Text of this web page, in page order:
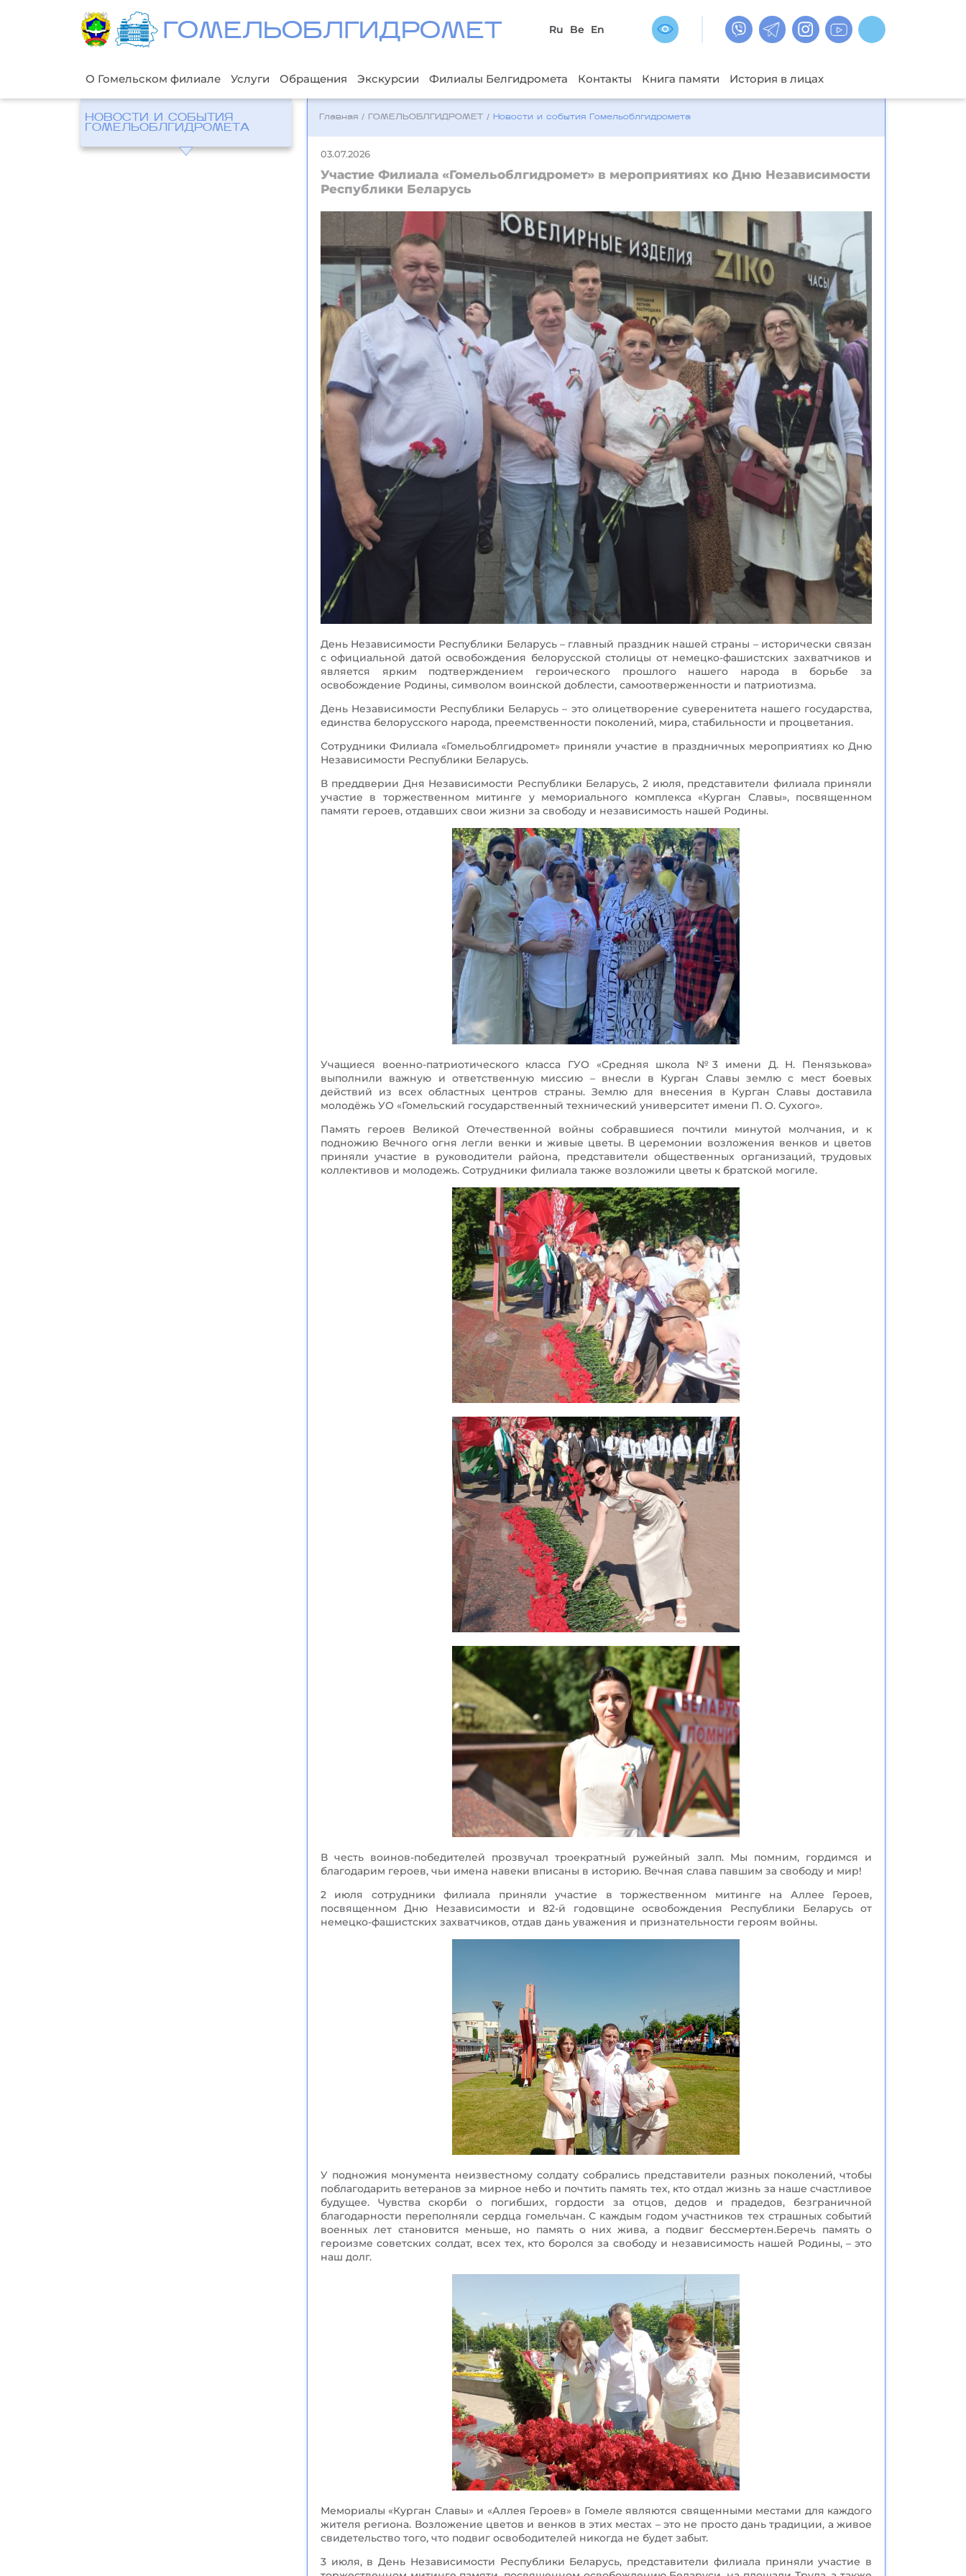
ГОМЕЛЬОБЛГИДРОМЕТ Ru Be En
О Гомельском филиале Услуги Обращения Экскурсии Филиалы Белгидромета Контакты Книга памяти История в лицах
НОВОСТИ И СОБЫТИЯ
ГОМЕЛЬОБЛГИДРОМЕТА
Главная / ГОМЕЛЬОБЛГИДРОМЕТ / Новости и события Гомельоблгидромета
03.07.2026
Участие Филиала «Гомельоблгидромет» в мероприятиях ко Дню Независимости
Республики Беларусь
День Независимости Республики Беларусь – главный праздник нашей страны – исторически связан
с официальной датой освобождения белорусской столицы от немецко-фашистских захватчиков и
является ярким подтверждением героического прошлого нашего народа в борьбе за
освобождение Родины, символом воинской доблести, самоотверженности и патриотизма.
День Независимости Республики Беларусь – это олицетворение суверенитета нашего государства,
единства белорусского народа, преемственности поколений, мира, стабильности и процветания.
Сотрудники Филиала «Гомельоблгидромет» приняли участие в праздничных мероприятиях ко Дню
Независимости Республики Беларусь.
В преддверии Дня Независимости Республики Беларусь, 2 июля, представители филиала приняли
участие в торжественном митинге у мемориального комплекса «Курган Славы», посвященном
памяти героев, отдавших свои жизни за свободу и независимость нашей Родины.
Учащиеся военно-патриотического класса ГУО «Средняя школа №3 имени Д. Н. Пенязькова»
выполнили важную и ответственную миссию – внесли в Курган Славы землю с мест боевых
действий из всех областных центров страны. Землю для внесения в Курган Славы доставила
молодёжь УО «Гомельский государственный технический университет имени П. О. Сухого».
Память героев Великой Отечественной войны собравшиеся почтили минутой молчания, и к
подножию Вечного огня легли венки и живые цветы. В церемонии возложения венков и цветов
приняли участие в руководители района, представители общественных организаций, трудовых
коллективов и молодежь. Сотрудники филиала также возложили цветы к братской могиле.
В честь воинов-победителей прозвучал троекратный ружейный залп. Мы помним, гордимся и
благодарим героев, чьи имена навеки вписаны в историю. Вечная слава павшим за свободу и мир!
2 июля сотрудники филиала приняли участие в торжественном митинге на Аллее Героев,
посвященном Дню Независимости и 82-й годовщине освобождения Республики Беларусь от
немецко-фашистских захватчиков, отдав дань уважения и признательности героям войны.
У подножия монумента неизвестному солдату собрались представители разных поколений, чтобы
поблагодарить ветеранов за мирное небо и почтить память тех, кто отдал жизнь за наше счастливое
будущее. Чувства скорби о погибших, гордости за отцов, дедов и прадедов, безграничной
благодарности переполняли сердца гомельчан. С каждым годом участников тех страшных событий
военных лет становится меньше, но память о них жива, а подвиг бессмертен.Беречь память о
героизме советских солдат, всех тех, кто боролся за свободу и независимость нашей Родины, – это
наш долг.
Мемориалы «Курган Славы» и «Аллея Героев» в Гомеле являются священными местами для каждого
жителя региона. Возложение цветов и венков в этих местах – это не просто дань традиции, а живое
свидетельство того, что подвиг освободителей никогда не будет забыт.
3 июля, в День Независимости Республики Беларусь, представители филиала приняли участие в